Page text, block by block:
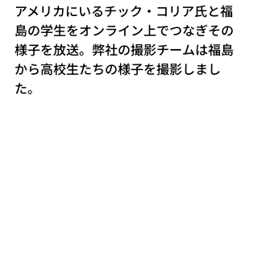
アメリカにいるチック・コリア氏と福
島の学生をオンライン上でつなぎその
様子を放送。弊社の撮影チームは福島
から高校生たちの様子を撮影しまし
た。